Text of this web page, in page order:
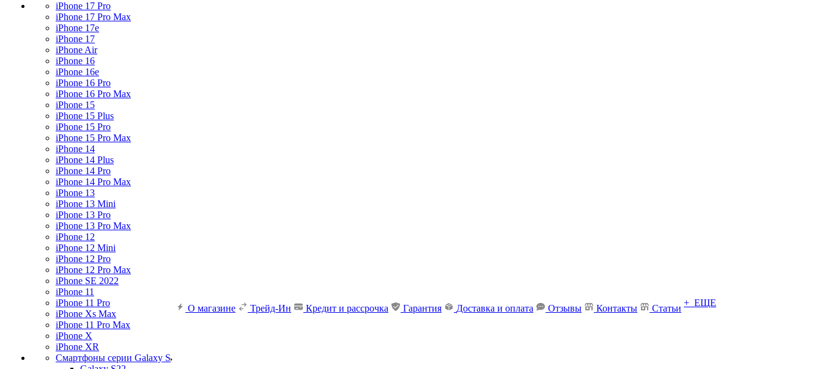
iPhone 17 Pro
iPhone 17 Pro Max
iPhone 17e
iPhone 17
iPhone Air
iPhone 16
iPhone 16e
iPhone 16 Pro
iPhone 16 Pro Max
iPhone 15
iPhone 15 Plus
iPhone 15 Pro
iPhone 15 Pro Max
iPhone 14
iPhone 14 Plus
iPhone 14 Pro
iPhone 14 Pro Max
iPhone 13
iPhone 13 Mini
iPhone 13 Pro
iPhone 13 Pro Max
iPhone 12
iPhone 12 Mini
iPhone 12 Pro
iPhone 12 Pro Max
iPhone SE 2022
iPhone 11
iPhone 11 Pro
iPhone Xs Max
iPhone 11 Pro Max
iPhone X
iPhone XR
Смартфоны серии Galaxy S
О магазине Трейд-Ин Кредит и рассрочка Гарантия Доставка и оплата Отзывы Контакты Статьи
+ ЕЩЕ